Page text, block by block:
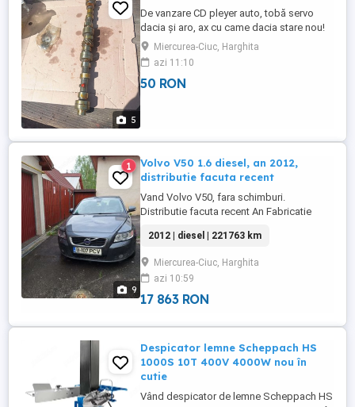
5
De vanzare CD pleyer auto, tobă servo
dacia și aro, ax cu came dacia stare nou!
Eladó autó CD lejátszók autóba való,
Dacia butykos tengely új szerv dob
valamint ARO szervo dob! Érdeklődni a tel
számon!
Miercurea-Ciuc, Harghita
azi 11:10
50 RON
9
1
Volvo V50 1.6 diesel, an 2012,
distributie facuta recent
Vand Volvo V50, fara schimburi.
Distributie facuta recent An Fabricatie
Cutie Manuală 6+1 Trepte Tapiterie piele
Computer bord Pilot automat Jante aliaj
Proiectoare ceata Senzori ploaie si lumini
Comenzi volan Volan piele reglabil
Senzori parcare Oglinzi ...
2012 | diesel | 221763 km
Miercurea-Ciuc, Harghita
azi 10:59
17 863 RON
Despicator lemne Scheppach HS
1000S 10T 400V 4000W nou în
cutie
Vând despicator de lemne Scheppach HS